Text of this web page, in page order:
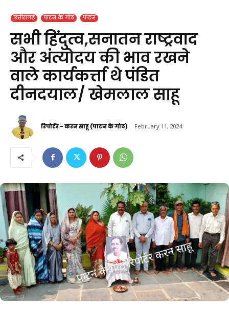
छत्तीसगढ़ पाटन के गोठ पाटन
सभी हिंदुत्व,सनातन राष्ट्रवाद
और अंत्योदय की भाव रखने
वाले कार्यकर्त्ता थे पंडित
दीनदयाल/ खेमलाल साहू
रिपोर्टर - करन साहू (पाटन के गोठ) February 11, 2024